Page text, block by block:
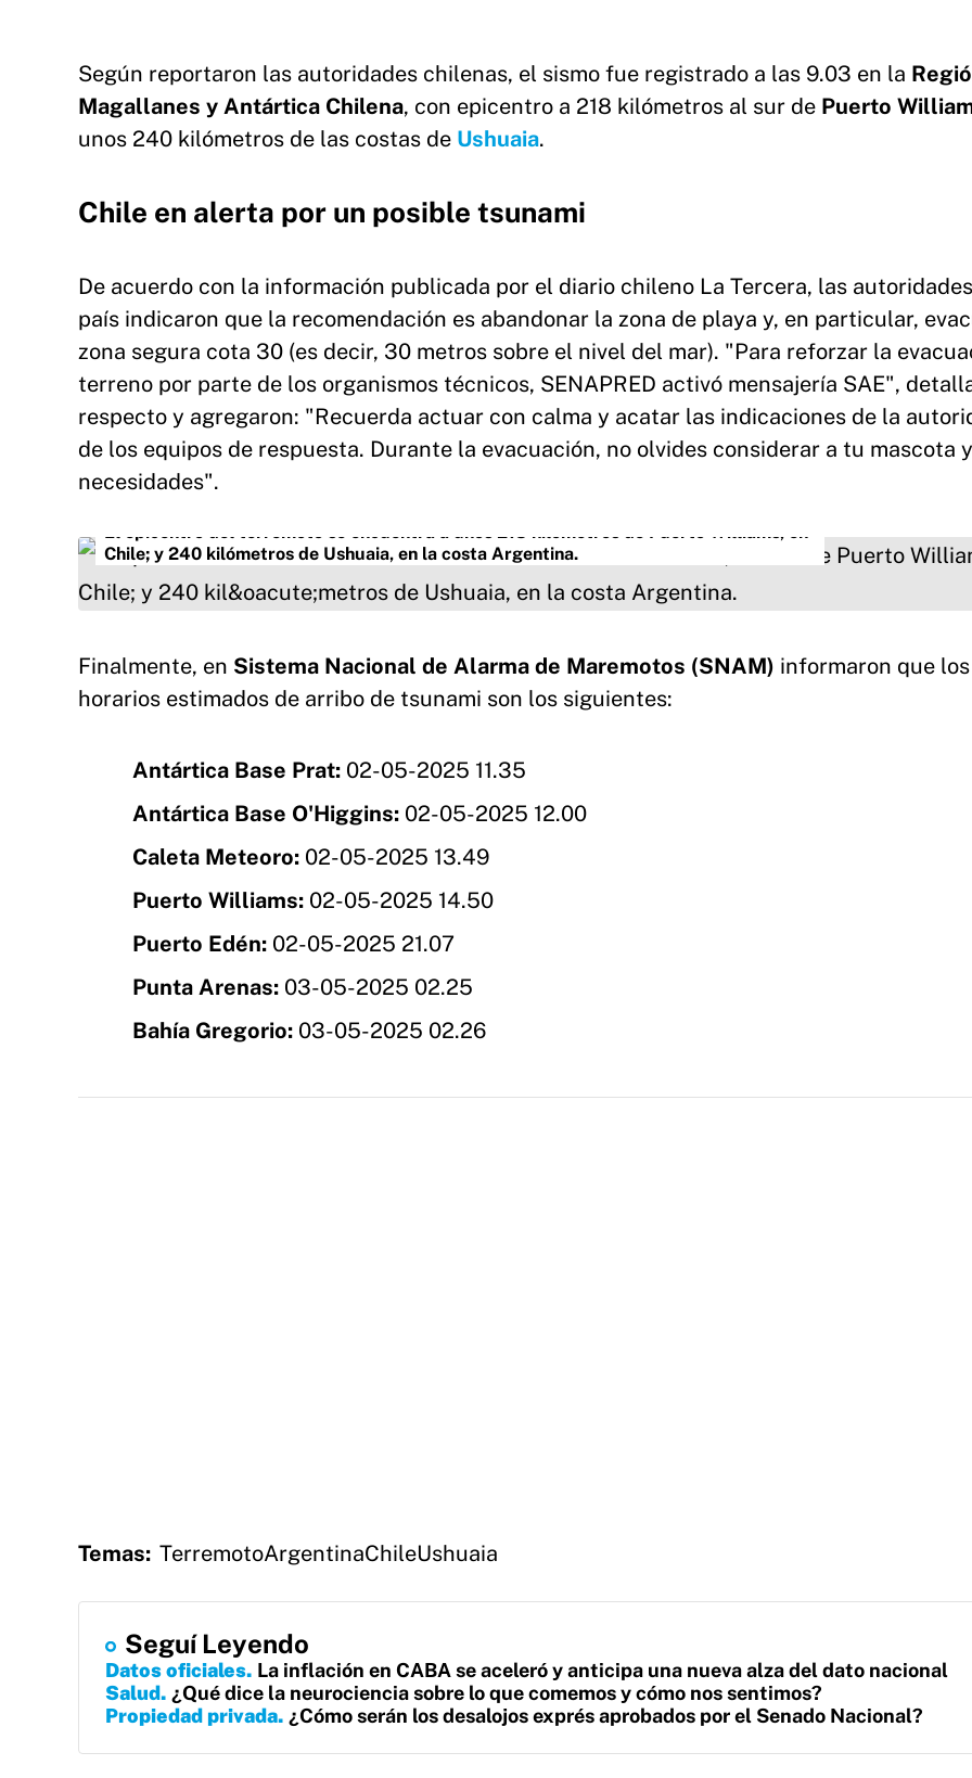
Según reportaron las autoridades chilenas, el sismo fue registrado a las 9.03 en la
Magallanes y Antártica Chilena, con epicentro a 218 kilómetros al sur de Puerto
unos 240 kilómetros de las costas de Ushuaia.
Chile en alerta por un posible tsunami
De acuerdo con la información publicada por el diario chileno La Tercera, las
país indicaron que la recomendación es abandonar la zona de playa y, en particular,
zona segura cota 30 (es decir, 30 metros sobre el nivel del mar). "Para reforzar la
terreno por parte de los organismos técnicos, SENAPRED activó mensajería SAE",
respecto y agregaron: "Recuerda actuar con calma y acatar las indicaciones de la
de los equipos de respuesta. Durante la evacuación, no olvides considerar a tu mascota
necesidades".
El epicentro del terremoto se encuentra a unos 218 kilómetros de Puerto Williams, en
Chile; y 240 kilómetros de Ushuaia, en la costa Argentina.
Finalmente, en Sistema Nacional de Alarma de Maremotos (SNAM) informaron que los
horarios estimados de arribo de tsunami son los siguientes:
Antártica Base Prat: 02-05-2025 11.35
Antártica Base O'Higgins: 02-05-2025 12.00
Caleta Meteoro: 02-05-2025 13.49
Puerto Williams: 02-05-2025 14.50
Puerto Edén: 02-05-2025 21.07
Punta Arenas: 03-05-2025 02.25
Bahía Gregorio: 03-05-2025 02.26
Temas: TerremotoArgentinaChileUshuaia
Seguí Leyendo
Datos oficiales La inflación en CABA se aceleró y anticipa una nueva alza del dato nacional
Salud ¿Qué dice la neurociencia sobre lo que comemos y cómo nos sentimos?
Propiedad privada ¿Cómo serán los desalojos exprés aprobados por el Senado Nacional?